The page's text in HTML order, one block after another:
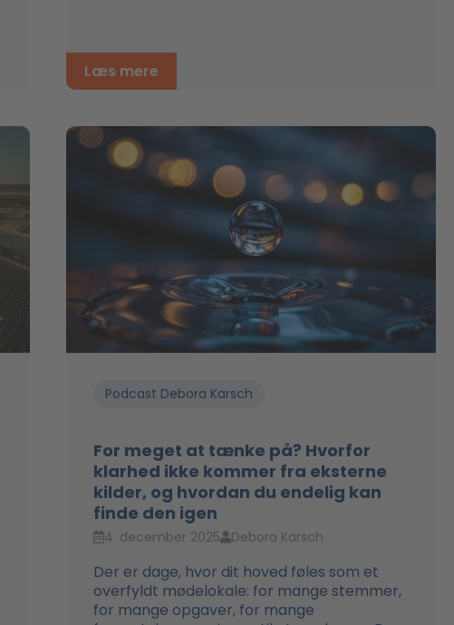
Læs mere
Podcast Debora Karsch
For meget at tænke på? Hvorfor
klarhed ikke kommer fra eksterne
kilder, og hvordan du endelig kan
finde den igen
4. december 2025 Debora Karsch
Der er dage, hvor dit hoved føles som et
overfyldt mødelokale: for mange stemmer,
for mange opgaver, for mange